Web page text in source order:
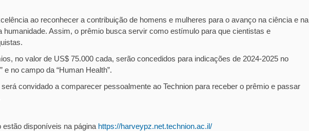
ao reconhecer a contribuição de homens e mulheres para o avanço na ciência e na
humanidade. Assim, o prêmio busca servir como estímulo para que cientistas e
no valor de US$ 75.000 cada, serão concedidos para indicações de 2024-2025 no
e no campo da “Human Health”.
convidado a comparecer pessoalmente ao Technion para receber o prêmio e passar
disponíveis na página https://harveypz.net.technion.ac.il/